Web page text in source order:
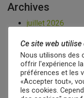
Archives
juillet 2026
mai 2026
avril 2026
mars 2026
décembre 2025
novembre 2025
Ce site web utilise
Nous utilisons des
offrir l'expérience
préférences et les
«Accepter tout»,
les cookies.